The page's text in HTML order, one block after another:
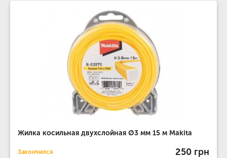
Жилка косильная двухслойная Ø3 мм 15 м Makita
Закончился 250 грн